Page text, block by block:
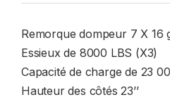
Remorque dompeur 7 X 16
Essieux de 8000 LBS (X3)
Capacité de charge de 23
Hauteur des côtés 23’’